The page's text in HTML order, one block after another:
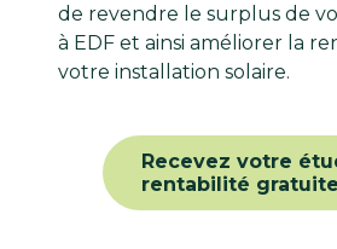
de revendre le surplus de
à EDF et ainsi améliorer la
votre installation solaire.
Recevez votre
rentabilité gratuite